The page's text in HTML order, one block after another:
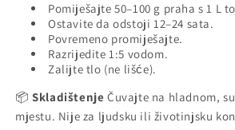
Pomiješajte 50–100 g praha s 1 L
Ostavite da odstoji 12–24 sata.
Povremeno promiješajte.
Razrijedite 1:5 vodom.
Zalijte tlo (ne lišće).
📦 Skladištenje Čuvajte na hladnom,
mjestu. Nije za ljudsku ili životinjsku